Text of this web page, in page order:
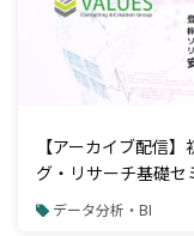
【アーカイブ配信
グ・リサーチ基礎セ
データ分析・BI